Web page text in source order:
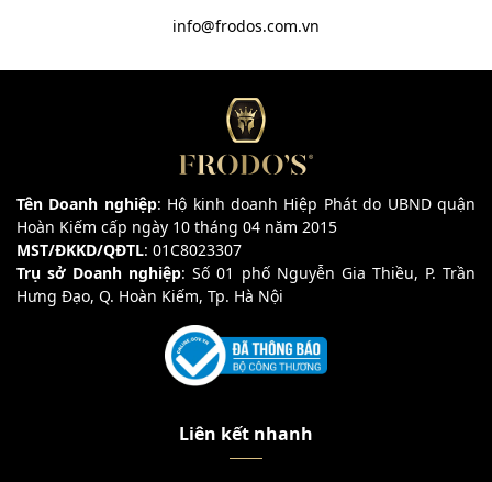
info@frodos.com.vn
Tên Doanh nghiệp: Hộ kinh doanh Hiệp Phát do UBND quận
Hoàn Kiếm cấp ngày 10 tháng 04 năm 2015
MST/ĐKKD/QĐTL: 01C8023307
Trụ sở Doanh nghiệp: Số 01 phố Nguyễn Gia Thiều, P. Trần
Hưng Đạo, Q. Hoàn Kiếm, Tp. Hà Nội
Liên kết nhanh